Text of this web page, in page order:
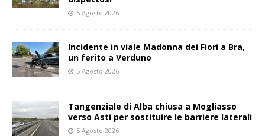
5 Agosto 2026
Incidente in viale Madonna dei Fiori a Bra,
un ferito a Verduno
5 Agosto 2026
Tangenziale di Alba chiusa a Mogliasso
verso Asti per sostituire le barriere laterali
5 Agosto 2026